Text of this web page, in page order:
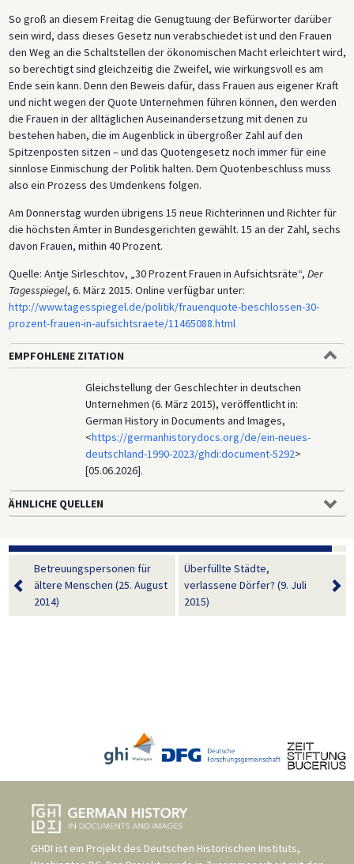
So groß an diesem Freitag die Genugtuung der Befürworter darüber
sein wird, dass dieses Gesetz nun verabschiedet ist und den Frauen
den Weg an die Schaltstellen der ökonomischen Macht erleichtert wird,
so berechtigt sind gleichzeitig die Zweifel, wie wirkungsvoll es am
Ende sein kann. Denn den Beweis dafür, dass Frauen aus eigener Kraft
und nicht wegen der Quote Unternehmen führen können, den werden
die Frauen in der alltäglichen Auseinandersetzung mit denen zu
bestehen haben, die im Augenblick in übergroßer Zahl auf den
Spitzenposten sitzen – und das Quotengesetz noch immer für eine
sinnlose Einmischung der Politik halten. Dem Quotenbeschluss muss
also ein Prozess des Umdenkens folgen.
Am Donnerstag wurden übrigens 15 neue Richterinnen und Richter für
die höchsten Ämter in Bundesgerichten gewählt. 15 an der Zahl, sechs
davon Frauen, mithin 40 Prozent.
Quelle: Antje Sirleschtov, „30 Prozent Frauen in Aufsichtsräte“, Der
Tagesspiegel, 6. März 2015. Online verfügbar unter:
http://www.tagesspiegel.de/politik/frauenquote-beschlossen-30-
prozent-frauen-in-aufsichtsraete/11465088.html
EMPFOHLENE ZITATION
Gleichstellung der Geschlechter in deutschen
Unternehmen (6. März 2015), veröffentlicht in:
German History in Documents and Images,
<https://germanhistorydocs.org/de/ein-neues-
deutschland-1990-2023/ghdi:document-5292>
[05.06.2026].
ÄHNLICHE QUELLEN
Betreuungspersonen für
ältere Menschen (25. August
2014)
Überfüllte Städte,
verlassene Dörfer? (9. Juli
2015)
GHDI ist ein Projekt des Deutschen Historischen Instituts,